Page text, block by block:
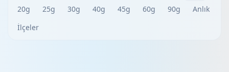
20g
25g 30g 40g 45g 60g 90g
Anlık
İlçeler